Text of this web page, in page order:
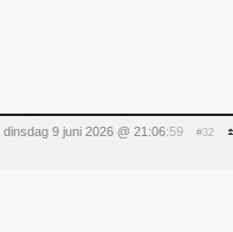
dinsdag 9 juni 2026 @ 21:06:59 #32